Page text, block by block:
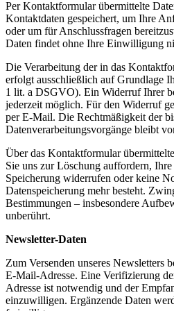
Per Kontaktformular übermittelte
Kontaktdaten gespeichert, um Ihre
oder um für Anschlussfragen
Daten findet ohne Ihre Einwilligung
Die Verarbeitung der in das
erfolgt ausschließlich auf Grundlage
1 lit. a DSGVO). Ein Widerruf Ihrer
jederzeit möglich. Für den Widerruf
per E-Mail. Die Rechtmäßigkeit der
Datenverarbeitungsvorgänge bleibt
Über das Kontaktformular
Sie uns zur Löschung auffordern,
Speicherung widerrufen oder keine
Datenspeicherung mehr besteht.
Bestimmungen – insbesondere
unberührt.
Newsletter-Daten
Zum Versenden unseres Newsletters
E-Mail-Adresse. Eine Verifizierung
Adresse ist notwendig und der
einzuwilligen. Ergänzende Daten